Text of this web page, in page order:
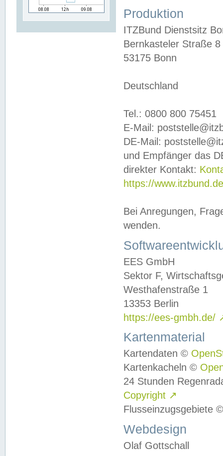
Produktion
ITZBund Dienstsitz
Bernkasteler Straße 8
53175 Bonn
Deutschland
Tel.: 0800 800 75451
E-Mail:
DE-Mail:
und Empfänger das
direkter Kontakt:
https://
Bei Anregungen,
wenden.
EES GmbH
Sektor F,
Westhafenstraße 1
13353 Berlin
https://ees-gmbh.de/
Kartenmaterial
Kartendaten ©
Kartenkacheln ©
24 Stunden
Copyright ↗
Flusseinzugsgebiete
Webdesign
Olaf Gottschall